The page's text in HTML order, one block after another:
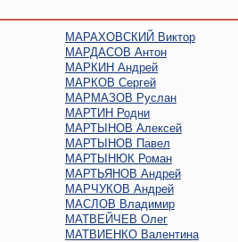
МАРАХОВСКИЙ Виктор
МАРДАСОВ Антон
МАРКИН Андрей
МАРКОВ Сергей
МАРМАЗОВ Руслан
МАРТИН Родни
МАРТЫНОВ Алексей
МАРТЫНОВ Павел
МАРТЫНЮК Роман
МАРТЬЯНОВ Андрей
МАРЧУКОВ Андрей
МАСЛОВ Владимир
МАТВЕЙЧЕВ Олег
МАТВИЕНКО Валентина